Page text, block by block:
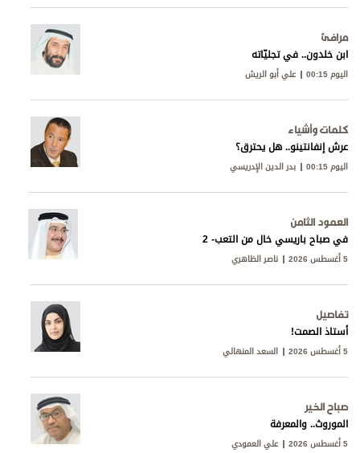
مرافئ
ابن خلدون.. في تجليّاته
اليوم 00:15 علي أبو الريش
كلمات وأشياء
عرش إنفانتينو.. هل يحترق؟
اليوم 00:15 بدر الدين الإدريسي
العمود الثامن
في صباح باريسي خال من التعب- 2
5 أغسطس 2026 ناصر الظاهري
تفاصيل
أستاذ الصمت!
5 أغسطس 2026 السعد المنهالي
صباح الخير
الموروث.. والمعرفة
5 أغسطس 2026 علي العمودي